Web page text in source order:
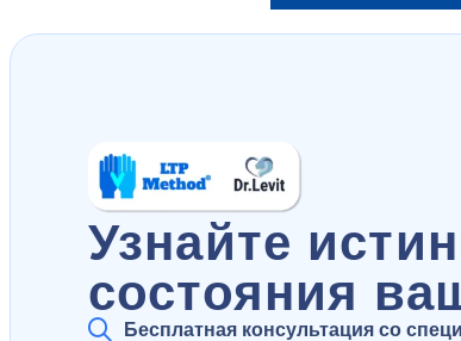
Узнайте
состояния
Бесплатная консультация со